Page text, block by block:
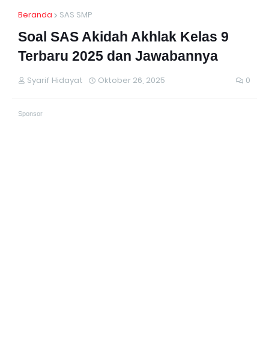
Beranda SAS SMP
Soal SAS Akidah Akhlak Kelas 9
Terbaru 2025 dan Jawabannya
Syarif Hidayat Oktober 26, 2025 0
Sponsor